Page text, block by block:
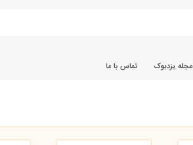
مجله یزدبوک تماس با ما